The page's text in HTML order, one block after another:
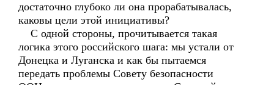
достаточно глубоко ли она прорабатывалась,
каковы цели этой инициативы?
С одной стороны, прочитывается такая
логика этого российского шага: мы устали от
Донецка и Луганска и как бы пытаемся
передать проблемы Совету безопасности